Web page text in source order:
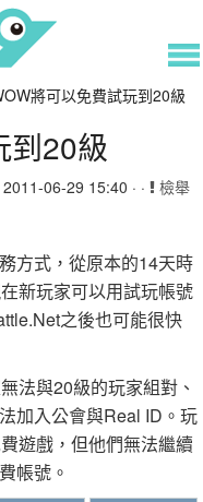
將可以免費試玩到20級
到20級
2011-06-29 15:40 · · 檢舉
方式，從原本的14天時
新玩家可以用試玩帳號
之後也可能很快
法與20級的玩家組對、
加入公會與Real ID。玩
遊戲，但他們無法繼續
帳號。